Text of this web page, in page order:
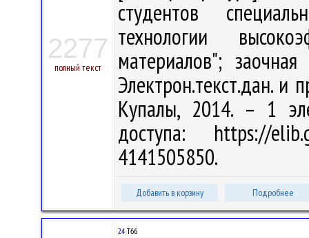
2277
полный текст
студентов
технологии
материалов";
Электрон.текст.дан. и
Купалы, 2014. – 1
доступа: https://
4141505850.
Добавить в корзину Подробнее
24 Т66